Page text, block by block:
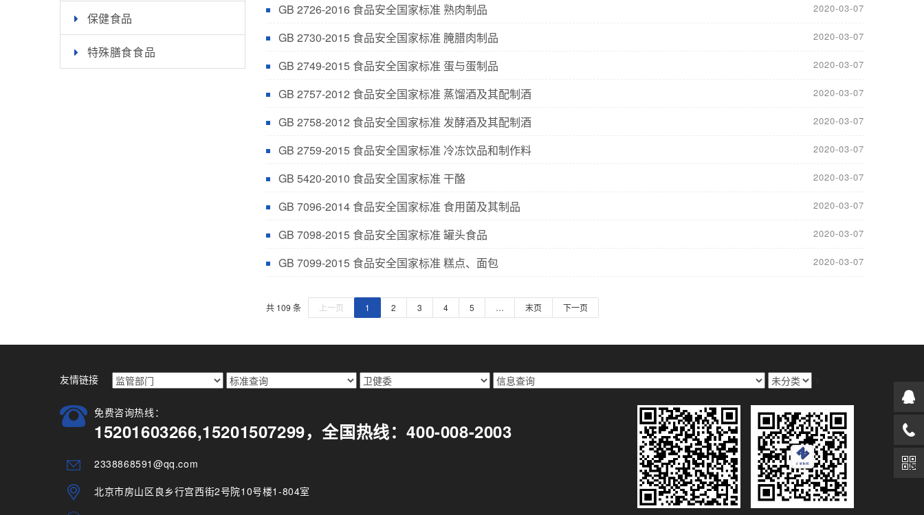
保健食品
特殊膳食食品
GB 2726-2016 食品安全国家标准 熟肉制品 2020-03-07
GB 2730-2015 食品安全国家标准 腌腊肉制品 2020-03-07
GB 2749-2015 食品安全国家标准 蛋与蛋制品 2020-03-07
GB 2757-2012 食品安全国家标准 蒸馏酒及其配制酒 2020-03-07
GB 2758-2012 食品安全国家标准 发酵酒及其配制酒 2020-03-07
GB 2759-2015 食品安全国家标准 冷冻饮品和制作料 2020-03-07
GB 5420-2010 食品安全国家标准 干酪 2020-03-07
GB 7096-2014 食品安全国家标准 食用菌及其制品 2020-03-07
GB 7098-2015 食品安全国家标准 罐头食品 2020-03-07
GB 7099-2015 食品安全国家标准 糕点、面包 2020-03-07
共 109 条 上一页 1 2 3 4 5 … 末页 下一页
友情链接
免费咨询热线：
15201603266,15201507299，全国热线：400-008-2003
2338868591@qq.com
北京市房山区良乡行宫西街2号院10号楼1-804室